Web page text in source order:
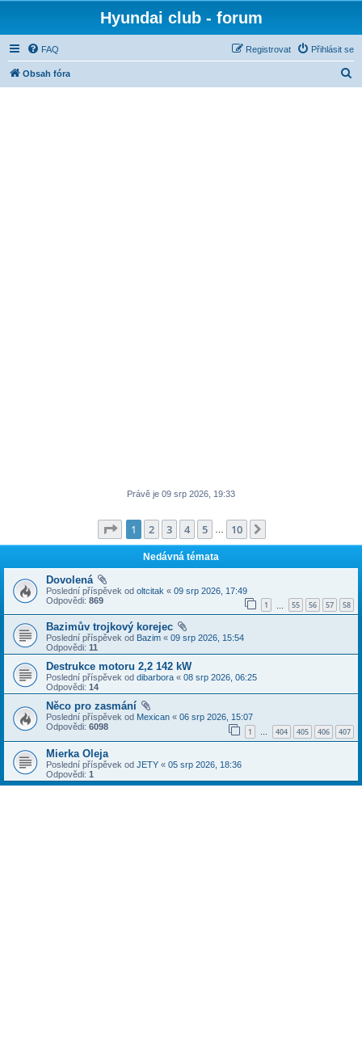
Hyundai club - forum
FAQ Přihlásit se
Registrovat
Obsah fóra
Právě je 09 srp 2026, 19:33
Stránka z 10
1 2 3 4 5 10
Nedávná témata
Dovolená
Poslední příspěvek od oltcitak « 09 srp 2026, 17:49
Odpovědi: 869 1 55 56 57 58
Bazimův trojkový korejec
Poslední příspěvek od Bazim « 09 srp 2026, 15:54
Odpovědi: 11
Destrukce motoru 2,2 142 kW
Poslední příspěvek od dibarbora « 08 srp 2026, 06:25
Odpovědi: 14
Něco pro zasmání
Poslední příspěvek od Mexican « 06 srp 2026, 15:07
Odpovědi: 6098 1 … 404 405 406 407
Mierka Oleja
Poslední příspěvek od JETY « 05 srp 2026, 18:36
Odpovědi: 1